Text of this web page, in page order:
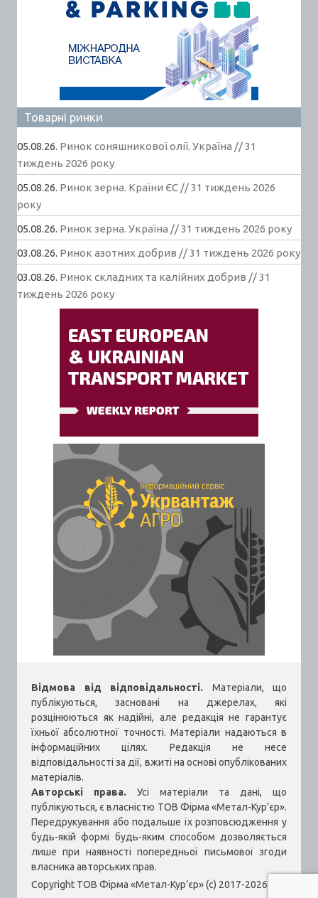
Товарні ринки
05.08.26. Ринок соняшникової олії. Україна // 31
тиждень 2026 року
05.08.26. Ринок зерна. Країни ЄС // 31 тиждень 2026
року
05.08.26. Ринок зерна. Україна // 31 тиждень 2026 року
03.08.26. Ринок азотних добрив // 31 тиждень 2026 року
03.08.26. Ринок складних та калійних добрив // 31
тиждень 2026 року
Відмова від відповідальності. Матеріали, що
публікуються, засновані на джерелах, які
розцінюються як надійні, але редакція не гарантує
їхньої абсолютної точності. Матеріали надаються в
інформаційних цілях. Редакція не несе
відповідальності за дії, вжиті на основі опублікованих
матеріалів.
Авторські права. Усі матеріали та дані, що
публікуються, є власністю ТОВ Фірма «Метал-Кур’єр».
Передрукування або подальше їх розповсюдження у
будь-якій формі будь-яким способом дозволяється
лише при наявності попередньої письмової згоди
власника авторських прав.
Copyright ТОВ Фірма «Метал-Кур’єр» (c) 2017-2026